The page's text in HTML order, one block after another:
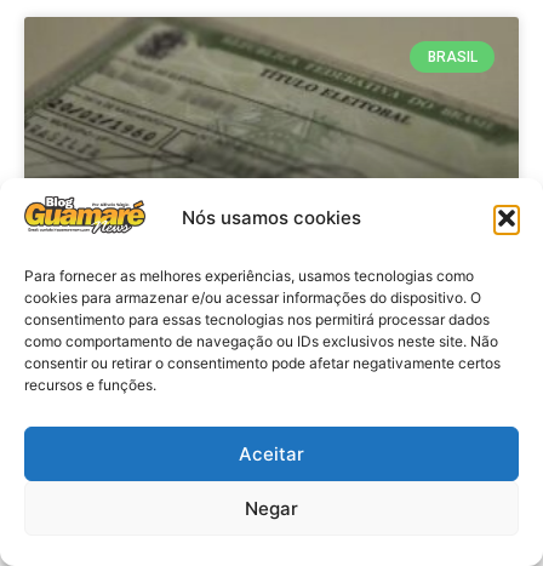
Nós usamos cookies
Para fornecer as melhores experiências, usamos tecnologias como
cookies para armazenar e/ou acessar informações do dispositivo. O
consentimento para essas tecnologias nos permitirá processar dados
como comportamento de navegação ou IDs exclusivos neste site. Não
consentir ou retirar o consentimento pode afetar negativamente certos
recursos e funções.
Aceitar
Negar
BRASIL
Brasil: Policia Federal investiga
753 casos de crimes eleitorais
antes das eleições